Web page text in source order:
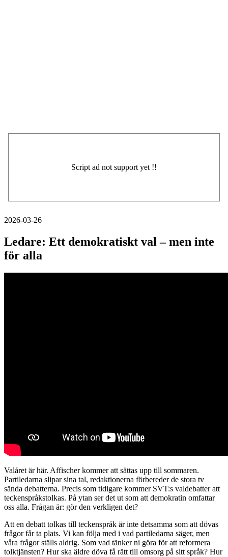
2026-03-26
Ledare: Ett demokratiskt val – men inte
för alla
Valåret är här. Affischer kommer att sättas upp till sommaren.
Partiledarna slipar sina tal, redaktionerna förbereder de stora tv
sända debatterna. Precis som tidigare kommer SVT:s valdebatter att
teckenspråkstolkas. På ytan ser det ut som att demokratin omfattar
oss alla. Frågan är: gör den verkligen det?
Att en debatt tolkas till teckenspråk är inte detsamma som att dövas
frågor får ta plats. Vi kan följa med i vad partiledarna säger, men
våra frågor ställs aldrig. Som vad tänker ni göra för att reformera
tolktjänsten? Hur ska äldre döva få rätt till omsorg på sitt språk? Hur